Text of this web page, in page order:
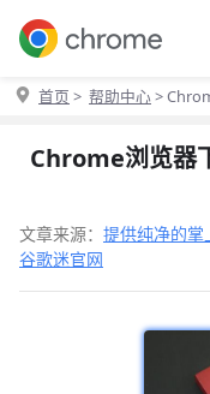
首页 > 帮助中心>
Chrome浏览器
文章来源： 提供纯净的掌
谷歌迷官网